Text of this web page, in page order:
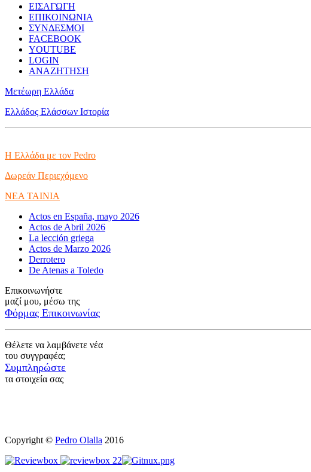
ΕΙΣΑΓΩΓΗ
ΕΠΙΚΟΙΝΩΝΙΑ
ΣΥΝΔΕΣΜΟΙ
FACEBOOK
YOUTUBE
LOGIN
ΑΝΑΖΗΤΗΣΗ
Μετέωρη Ελλάδα
Ελλάδος Ελάσσων Ιστορία
Η Ελλάδα με τον Pedro
Δωρεάν Περιεχόμενο
NEA TAINIA
Actos en España, mayo 2026
Actos de Abril 2026
La lección griega
Actos de Marzo 2026
Derrotero
De Atenas a Toledo
Επικοινωνήστε
μαζί μου, μέσω της
Φόρμας Επικοινωνίας
Θέλετε να λαμβάνετε νέα
του συγγραφέα;
Συμπληρώστε
τα στοιχεία σας
Copyright © Pedro Olalla 2016